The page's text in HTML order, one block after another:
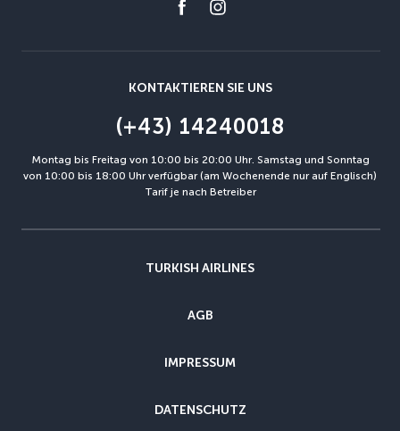
KONTAKTIEREN SIE UNS
(+43) 14240018
Montag bis Freitag von 10:00 bis 20:00 Uhr. Samstag und Sonntag
von 10:00 bis 18:00 Uhr verfügbar (am Wochenende nur auf Englisch)
Tarif je nach Betreiber
TURKISH AIRLINES
AGB
IMPRESSUM
DATENSCHUTZ